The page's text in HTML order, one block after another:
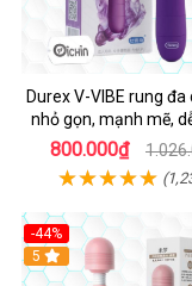
Durex V-VIBE rung đa
nhỏ gọn, mạnh mẽ,
800.000₫
-44%
Hot
5